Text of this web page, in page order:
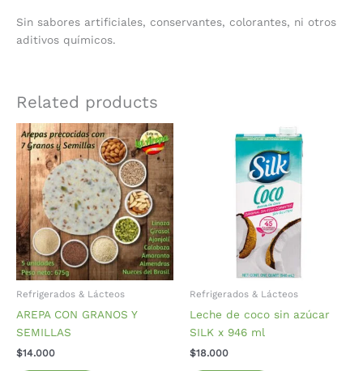
Sin sabores artificiales, conservantes, colorantes, ni otros
aditivos químicos.
Related products
Refrigerados & Lácteos
AREPA CON GRANOS Y
SEMILLAS
$14.000
Refrigerados & Lácteos
Leche de coco sin azúcar
SILK x 946 ml
$18.000